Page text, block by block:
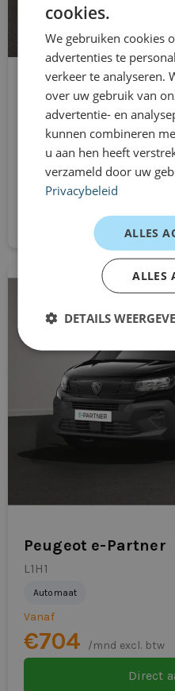
Logistiek planner –
“Prettig elektrisch rijden
voor zijn formaat.”
Installateur – tijdelijke inzet
“Snel geregeld, stil en
klanten.”
Freelancer – flexibel vervoer
“Compact, efficiënt en
Waarom jij kiest
Direct rijden uit voorraad
Flexibele looptijden van 1
Geen langdurige
Transparante
Geschikt voor zakelijk
Persoonlijke en
Dealerleasing is
mobiliteitsgroep met meer
professionele
Bekijk de actuele Renault
Dealerleasing-voorraad of
Vandaag aanvragen
radio
RDW-leges
start/stop systeem
stuur verstelbaar
tussenschot volledig
Ford Transit
Automaat
Vanaf
€609 /mnd excl. btw
Direct
Peugeot e-Partner
L1H1
Automaat
Vanaf
€704 /mnd excl. btw
Direct
cookies.
We gebruiken cookies
advertenties te
verkeer te analyseren.
over uw gebruik van
advertentie- en
kunnen combineren
u aan hen heeft
verzameld door uw
Privacybeleid
ALLES
ALLES
DETAILS